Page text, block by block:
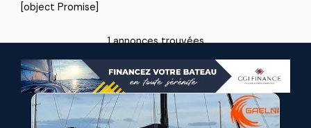
[object Promise]
1 annonces trouvées